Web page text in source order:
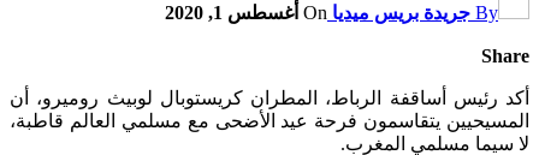
By جريدة بريس ميديا On أغسطس 1, 2020
Share
أكد رئيس أساقفة الرباط، المطران كريستوبال لوبيث روميرو، أن
المسيحيين يتقاسمون فرحة عيد الأضحى مع مسلمي العالم قاطبة،
لا سيما مسلمي المغرب.